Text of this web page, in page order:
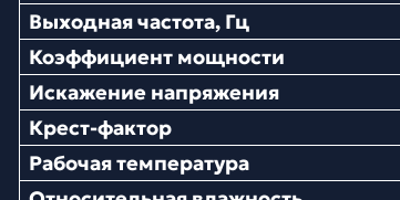
Выходная частота, Гц
Коэффициент мощности
Искажение напряжения
Крест-фактор
Рабочая температура